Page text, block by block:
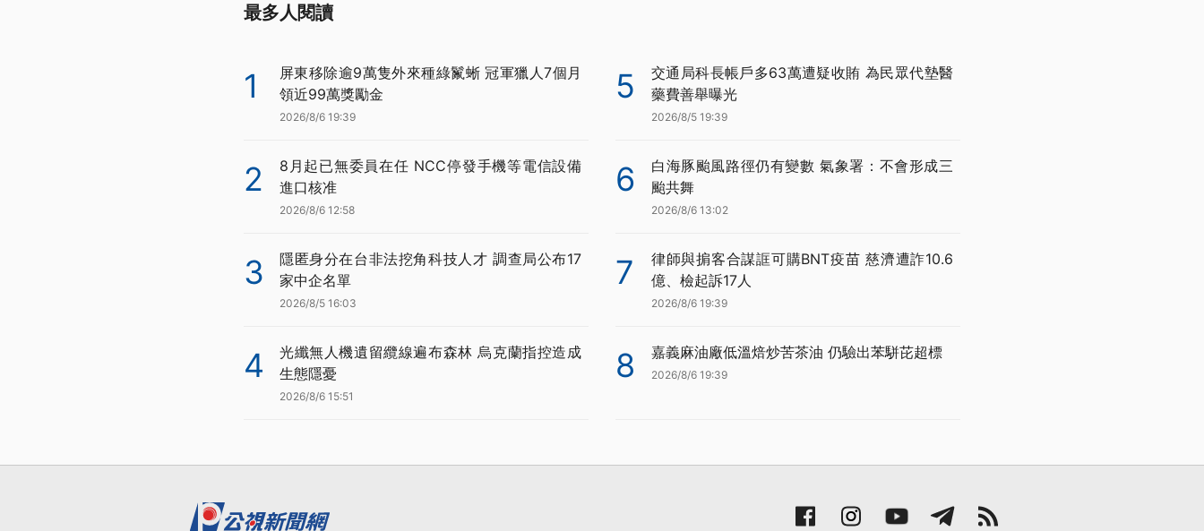
最多人閱讀
1
屏東移除逾9萬隻外來種綠鬣蜥 冠軍獵人7個月
領近99萬獎勵金
2026/8/6 19:39
2
8月起已無委員在任 NCC停發手機等電信設備
進口核准
2026/8/6 12:58
3
隱匿身分在台非法挖角科技人才 調查局公布17
家中企名單
2026/8/5 16:03
4
光纖無人機遺留纜線遍布森林 烏克蘭指控造成
生態隱憂
2026/8/6 15:51
5
交通局科長帳戶多63萬遭疑收賄 為民眾代墊醫
藥費善舉曝光
2026/8/5 19:39
6
白海豚颱風路徑仍有變數 氣象署：不會形成三
颱共舞
2026/8/6 13:02
7
律師與掮客合謀誆可購BNT疫苗 慈濟遭詐10.6
億、檢起訴17人
2026/8/6 19:39
8 嘉義麻油廠低溫焙炒苦茶油 仍驗出苯駢芘超標
2026/8/6 19:39